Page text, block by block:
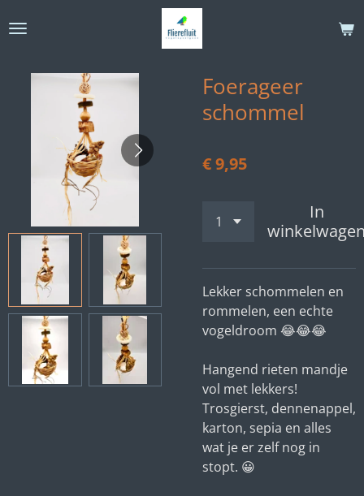
direct
hoofdinhoud
Foerageer
schommel
€ 9,95
In
Lekker schommelen en
rommelen, een echte
vogeldroom 😂😂😂
Hangend rieten mandje
vol met lekkers!
Trosgierst, dennenappel,
karton, sepia en alles
wat je er zelf nog in
stopt. 😀